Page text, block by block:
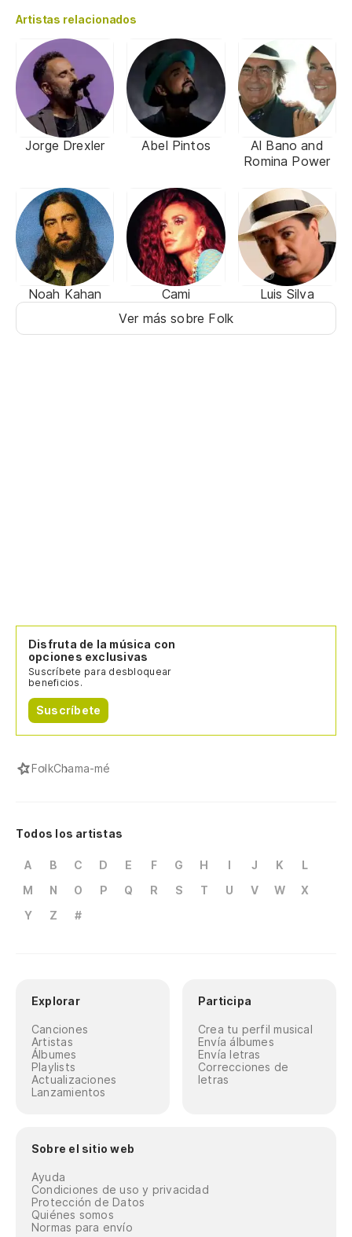
Artistas relacionados
Jorge Drexler Abel Pintos
Al Bano and
Romina Power
Noah Kahan Cami
Luis Silva
Ver más sobre Folk
Disfruta de la música con
opciones exclusivas
Suscríbete para desbloquear
beneficios.
Suscríbete
FolkChama-mé
Todos los artistas
A B C D E F G H I J K
L
M
N O P Q R S T U V W
X
Y
Z #
Explorar
Canciones
Artistas
Álbumes
Playlists
Actualizaciones
Lanzamientos
Participa
Crea tu perfil musical
Envía álbumes
Envía letras
Correcciones de
letras
Sobre el sitio web
Ayuda
Condiciones de uso y privacidad
Protección de Datos
Quiénes somos
Normas para envío